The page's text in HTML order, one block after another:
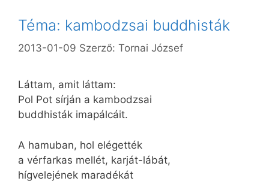
Téma: kambodzsai buddhisták
2013-01-09 Szerző: Tornai József
Láttam, amit láttam:
Pol Pot sírján a kambodzsai
buddhisták imapálcáit.
A hamuban, hol elégették
a vérfarkas mellét, karját-lábát,
hígvelejének maradékát